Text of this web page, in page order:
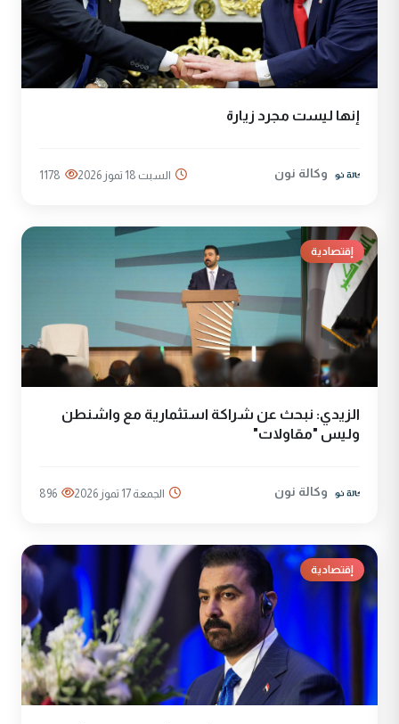
إنها ليست مجرد زيارة
وكالة نون السبت 18 تموز 2026 1178
إقتصادية
الزيدي: نبحث عن شراكة استثمارية مع واشنطن
وليس "مقاولات"
وكالة نون الجمعة 17 تموز 2026 896
إقتصادية